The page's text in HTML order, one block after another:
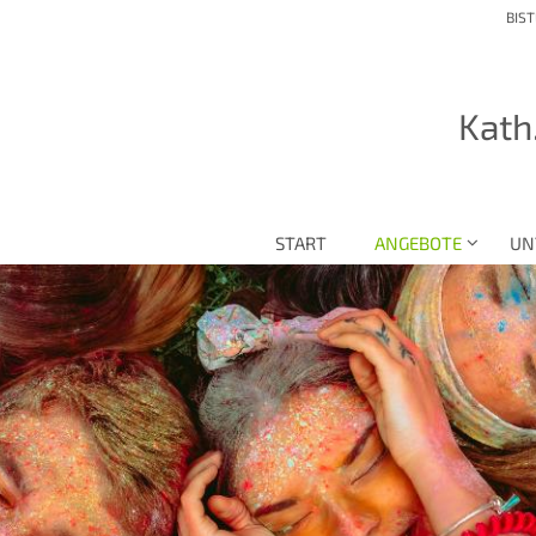
START ANGEBOTE